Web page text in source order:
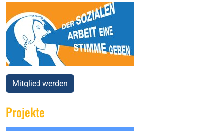
Mitglied werden
Projekte